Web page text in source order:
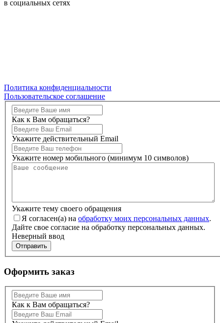
в социальных сетях
Политика конфиденциальности
Пользовательское соглашение
Как к Вам обращаться?
Укажите действительный Email
Укажите номер мобильного (минимум 10 символов)
Укажите тему своего обращения
Я согласен(а) на обработку моих персональных данных.
Дайте свое согласие на обработку персональных данных.
Неверный ввод
Отправить
Оформить заказ
Как к Вам обращаться?